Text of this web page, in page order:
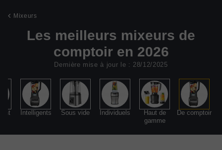
Mixeurs
Les meilleurs mixeurs de
comptoir en 2026
Dernière mise à jour le : 28/12/2025
Intelligents Sous vide Individuels
Haut de
gamme
De comptoir